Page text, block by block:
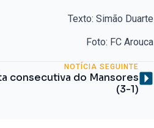
Texto: Simão Duarte
Foto: FC Arouca
NOTÍCIA SEGUINTE
consecutiva do Mansores
(3-1)